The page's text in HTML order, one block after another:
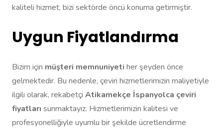
kaliteli hizmet, bizi sektörde öncü konuma getirmiştir.
Uygun Fiyatlandırma
Bizim için müşteri memnuniyeti her şeyden önce
gelmektedir. Bu nedenle, çeviri hizmetlerimizin maliyetiyle
ilgili olarak, rekabetçi Atikamekçe İspanyolca çeviri
fiyatları sunmaktayız. Hizmetlerimizin kalitesi ve
profesyonelliğiyle uyumlu bir şekilde ücretlendirme